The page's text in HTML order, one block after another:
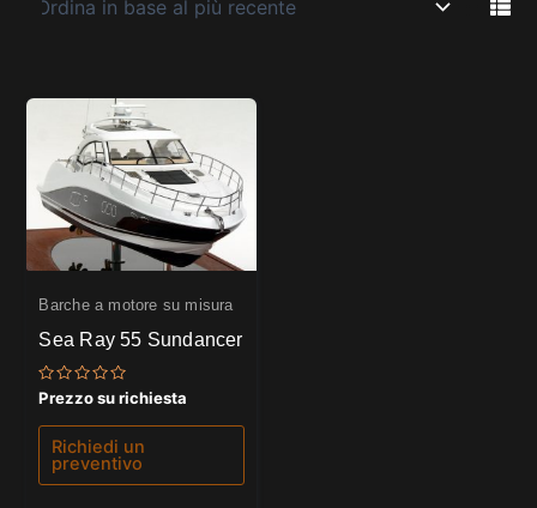
Barche a motore su misura
Sea Ray 55 Sundancer
Valutato
0
su
Prezzo su richiesta
Richiedi un
preventivo